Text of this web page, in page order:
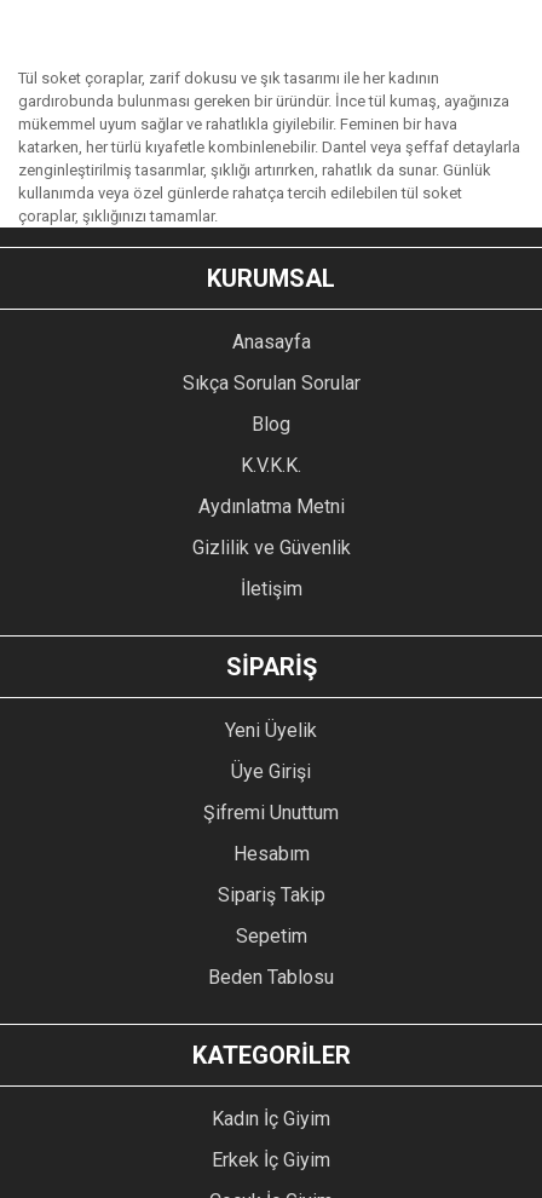
Tül soket çoraplar, zarif dokusu ve şık tasarımı ile her kadının
gardırobunda bulunması gereken bir üründür. İnce tül kumaş, ayağınıza
mükemmel uyum sağlar ve rahatlıkla giyilebilir. Feminen bir hava
katarken, her türlü kıyafetle kombinlenebilir. Dantel veya şeffaf detaylarla
zenginleştirilmiş tasarımlar, şıklığı artırırken, rahatlık da sunar. Günlük
kullanımda veya özel günlerde rahatça tercih edilebilen tül soket
çoraplar, şıklığınızı tamamlar.
KURUMSAL
Anasayfa
Sıkça Sorulan Sorular
Blog
K.V.K.K.
Aydınlatma Metni
Gizlilik ve Güvenlik
İletişim
SİPARİŞ
Yeni Üyelik
Üye Girişi
Şifremi Unuttum
Hesabım
Sipariş Takip
Sepetim
Beden Tablosu
KATEGORİLER
Kadın İç Giyim
Erkek İç Giyim